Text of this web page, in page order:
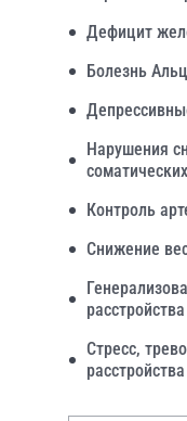
Дефицит
Болезнь
Нарушения
Контроль
Снижение
расстройства
Стресс,
расстройства